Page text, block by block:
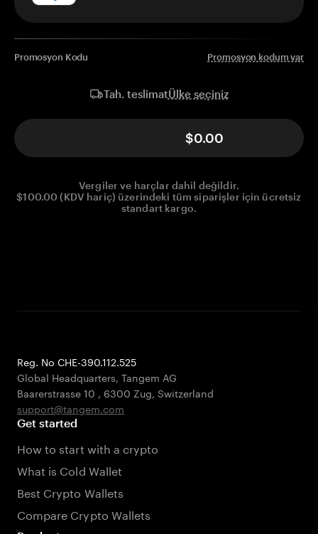
Promosyon Kodu Promosyon kodum var
Tah. teslimatÜlke seçiniz
$0.00
Vergiler ve harçlar dahil değildir.
$100.00 (KDV hariç) üzerindeki tüm siparişler için ücretsiz
standart kargo.
Reg. No CHE-390.112.525
Global Headquarters, Tangem AG
Baarerstrasse 10 , 6300 Zug, Switzerland
support@tangem.com
Get started
How to start with a crypto
What is Cold Wallet
Best Crypto Wallets
Compare Crypto Wallets